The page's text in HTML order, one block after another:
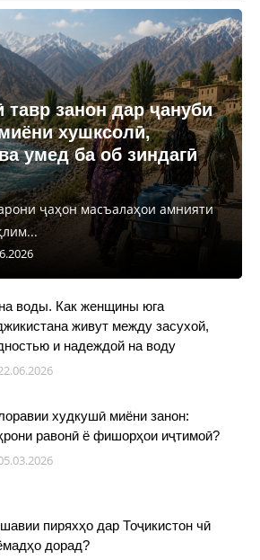
тавр занон дар ҷануби
хушксолӣ,
умед ба об зиндагӣ
ҷаҳон масъалаҳои амнияти
воды. Как женщины юга
живут между засухой,
и надеждой на воду
худкушӣ миёни занон:
равонӣ ё фишорҳои иҷтимоӣ?
пиряхҳо дар Тоҷикистон чӣ
дорад?